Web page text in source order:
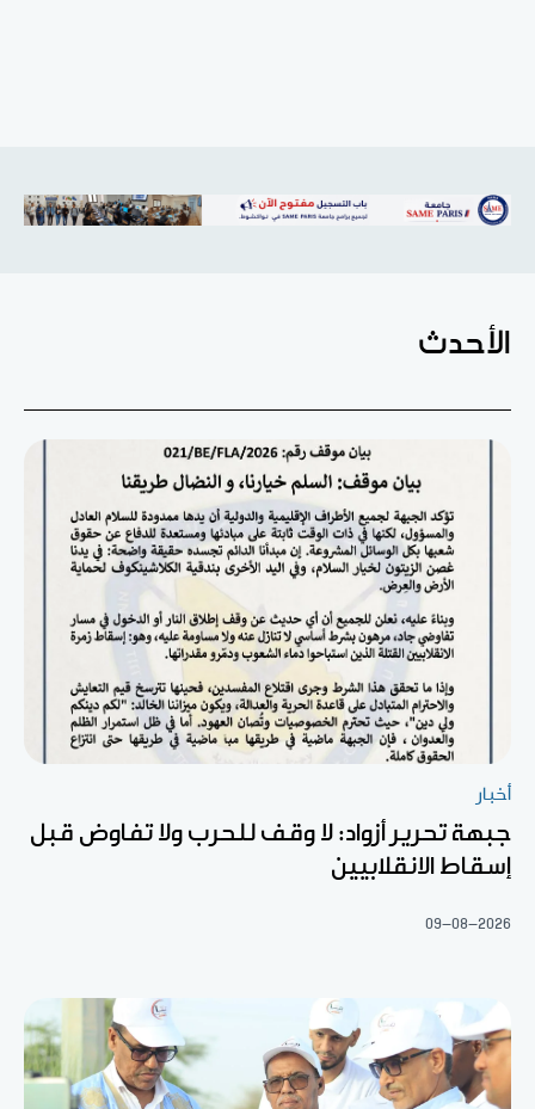
الأحدث
أخبار
جبهة تحرير أزواد: لا وقف للحرب ولا تفاوض قبل
إسقاط الانقلابيين
09-08-2026